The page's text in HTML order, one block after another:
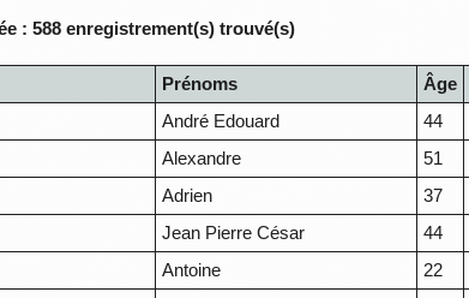
: 588 enregistrement(s) trouvé(s)
Prénoms Âge
André Edouard 44
Alexandre 51
Adrien 37
Jean Pierre César 44
Antoine 22